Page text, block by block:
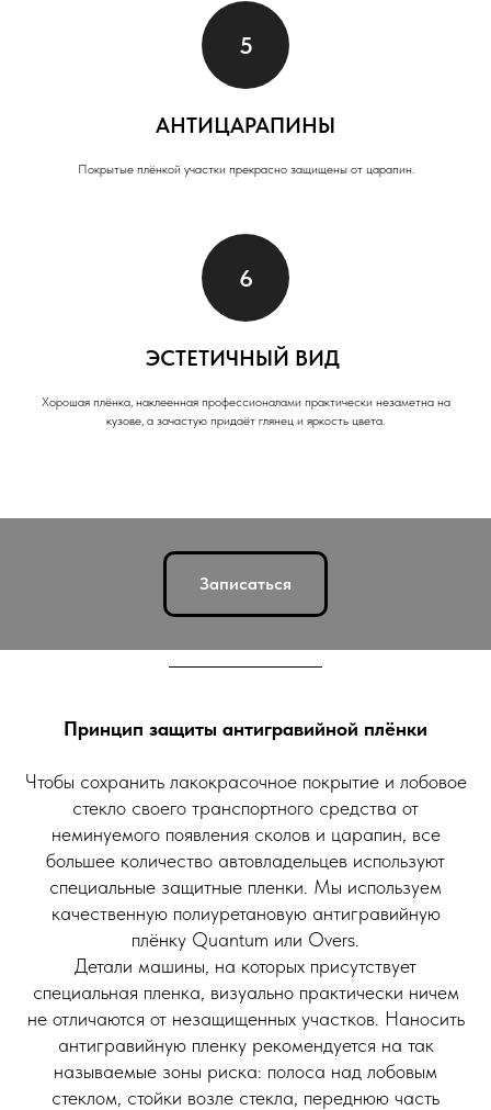
АНТИЦАРАПИНЫ
Покрытые плёнкой участки прекрасно защищены от царапин.
ЭСТЕТИЧНЫЙ ВИД
Хорошая плёнка, наклеенная профессионалами практически незаметна на
кузове, а зачастую придаёт глянец и яркость цвета.
Записаться
Принцип защиты антигравийной плёнки
Чтобы сохранить лакокрасочное покрытие и лобовое
стекло своего транспортного средства от
неминуемого появления сколов и царапин, все
большее количество автовладельцев используют
специальные защитные пленки. Мы используем
качественную полиуретановую антигравийную
плёнку Quantum или Overs.
Детали машины, на которых присутствует
специальная пленка, визуально практически ничем
не отличаются от незащищенных участков. Наносить
антигравийную пленку рекомендуется на так
называемые зоны риска: полоса над лобовым
стеклом, стойки возле стекла, переднюю часть